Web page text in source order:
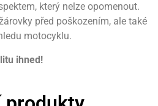
který nelze opomenout.
před poškozením, ale také
motocyklu.
ihned!